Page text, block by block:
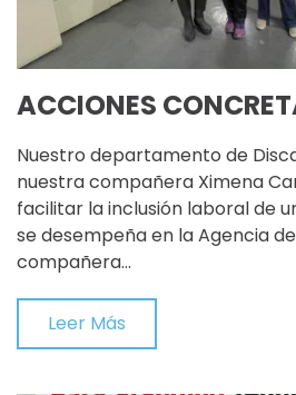
ACCIONES
Nuestro departamento de
nuestra compañera Ximena
facilitar la inclusión laboral de
se desempeña en la Agencia de
compañera…
Leer Más